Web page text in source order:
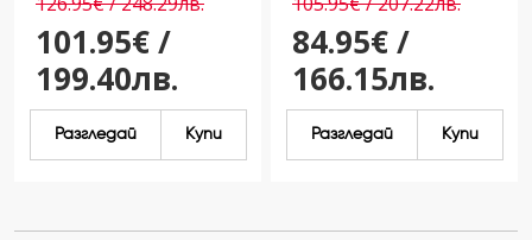
101.95€ /
199.40лв.
Разгледай Купи
84.95€ /
166.15лв.
Разгледай Купи